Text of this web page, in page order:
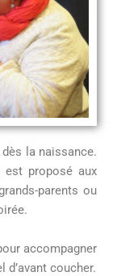
la naissance.
est proposé aux
parents ou
accompagner
d’avant coucher.